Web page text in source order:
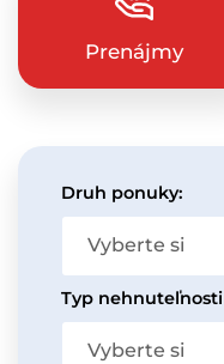
Prenájmy
Druh ponuky:
Vyberte si
Typ nehnuteľnosti
Vyberte si